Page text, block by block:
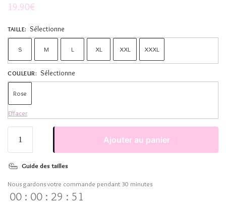
19.90€
TAILLE: Sélectionne
S M L XL XXL XXXL
COULEUR: Sélectionne
Rose
Effacer
Ajouter au panier
Guide des tailles
Nous gardons votre commande pendant 30 minutes
00 : 00 : 29 : 51